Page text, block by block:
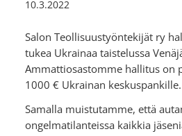
10.3.2022
Salon Teollisuustyöntekijät ry
tukea Ukrainaa taistelussa
Ammattiosastomme hallitus on
1000 € Ukrainan keskuspankille.
Samalla muistutamme, että
ongelmatilanteissa kaikkia